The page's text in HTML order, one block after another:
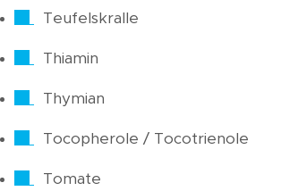
Teufelskralle
Thiamin
Thymian
Tocopherole / Tocotrienole
Tomate